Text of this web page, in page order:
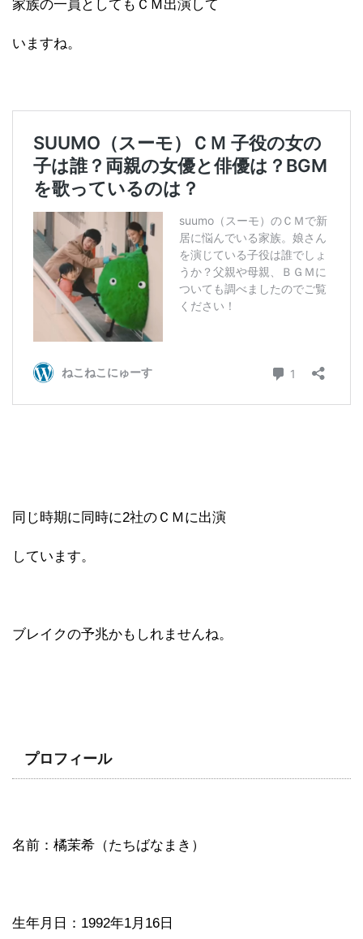
家族の一員としてもＣＭ出演して
いますね。
同じ時期に同時に2社のＣＭに出演
しています。
ブレイクの予兆かもしれませんね。
プロフィール
名前：橘茉希（たちばなまき）
生年月日：1992年1月16日